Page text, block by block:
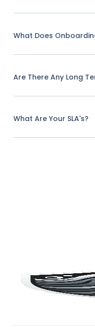
What Does
Are There Any Long
What Are Your SLA's?